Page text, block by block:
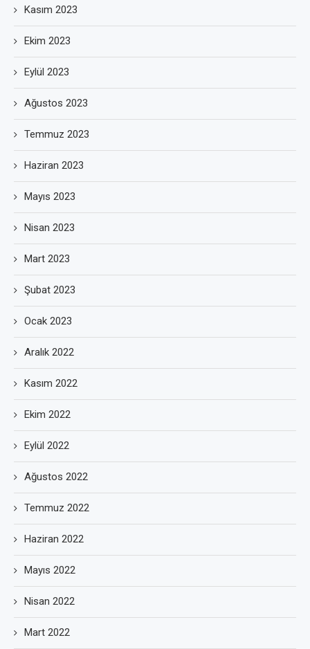
Kasım 2023
Ekim 2023
Eylül 2023
Ağustos 2023
Temmuz 2023
Haziran 2023
Mayıs 2023
Nisan 2023
Mart 2023
Şubat 2023
Ocak 2023
Aralık 2022
Kasım 2022
Ekim 2022
Eylül 2022
Ağustos 2022
Temmuz 2022
Haziran 2022
Mayıs 2022
Nisan 2022
Mart 2022